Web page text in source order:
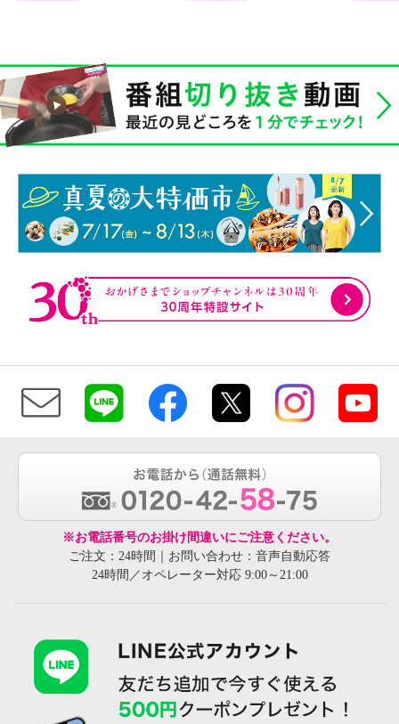
※お電話番号のお掛け間違いにご注意ください。
ご注文：24時間｜お問い合わせ：音声自動応答
24時間／オペレーター対応 9:00～21:00